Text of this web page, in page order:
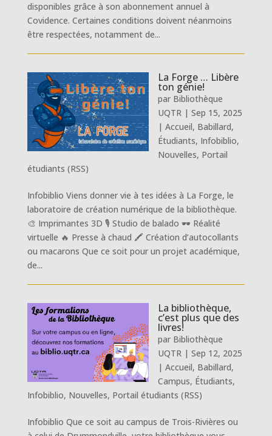
disponibles grâce à son abonnement annuel à
Covidence. Certaines conditions doivent néanmoins
être respectées, notamment de...
La Forge … Libère
ton génie!
par Bibliothèque
UQTR| Sep 15, 2025
| Accueil, Babillard,
Étudiants, Infobiblio,
Nouvelles, Portail
étudiants (RSS)
Infobiblio Viens donner vie à tes idées à La Forge, le
laboratoire de création numérique de la bibliothèque.
🎨 Imprimantes 3D 🎙 Studio de balado 🕶 Réalité
virtuelle 🔥 Presse à chaud 🖍️ Création d’autocollants
ou macarons Que ce soit pour un projet académique,
de...
La bibliothèque,
c’est plus que des
livres!
par Bibliothèque
UQTR| Sep 12, 2025
| Accueil, Babillard,
Campus, Étudiants,
Infobiblio, Nouvelles, Portail étudiants (RSS)
Infobiblio Que ce soit au campus de Trois-Rivières ou